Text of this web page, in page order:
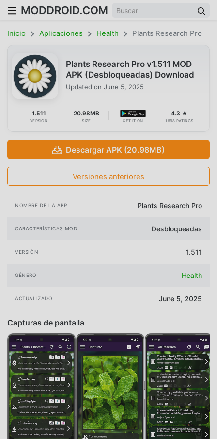
MODDROID.COM
Inicio Aplicaciones Health Plants Research Pro
Plants Research Pro v1.511 MOD
APK (Desbloqueadas) Download
Updated on June 5, 2025
1.511
VERSION
20.98MB
SIZE GET IT ON
4.3 ★
1698 RATINGS
Descargar APK (20.98MB)
Versiones anteriores
NOMBRE DE LA APP Plants Research Pro
CARACTERÍSTICAS MOD Desbloqueadas
VERSIÓN 1.511
GÉNERO Health
ACTUALIZADO June 5, 2025
Capturas de pantalla